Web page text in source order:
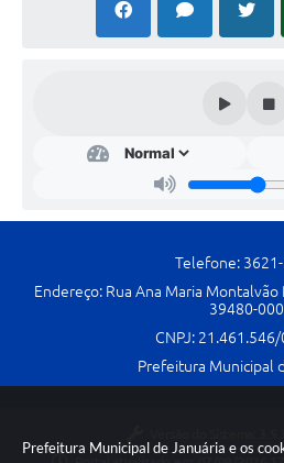
Prefeitura Municipal de Januária e os
Telefone:
Endereço: Rua Ana Maria Montalvão
39480-000
CNPJ:
Prefeitura Municipal